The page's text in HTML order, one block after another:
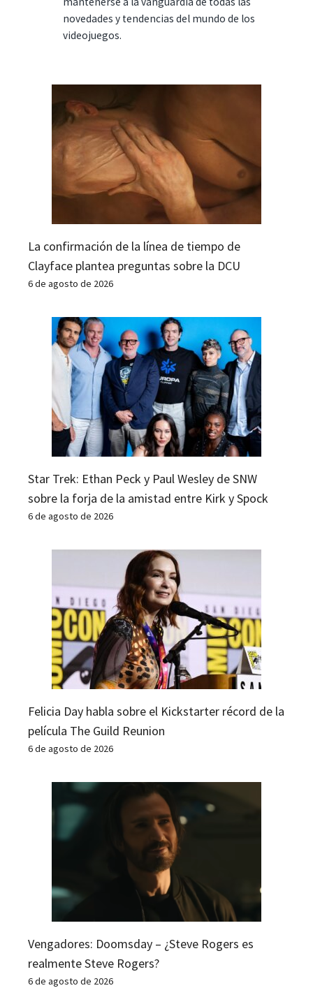
novedades y tendencias del mundo de los
videojuegos.
La confirmación de la línea de tiempo de
Clayface plantea preguntas sobre la DCU
6 de agosto de 2026
Star Trek: Ethan Peck y Paul Wesley de SNW
sobre la forja de la amistad entre Kirk y Spock
6 de agosto de 2026
Felicia Day habla sobre el Kickstarter récord de la
película The Guild Reunion
6 de agosto de 2026
Vengadores: Doomsday – ¿Steve Rogers es
realmente Steve Rogers?
6 de agosto de 2026